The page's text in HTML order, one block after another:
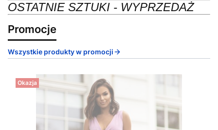
OSTATNIE SZTUKI - WYPRZEDAŻ
Promocje
Wszystkie produkty w promocji
Okazja